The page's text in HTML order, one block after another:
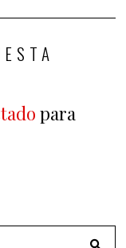
para